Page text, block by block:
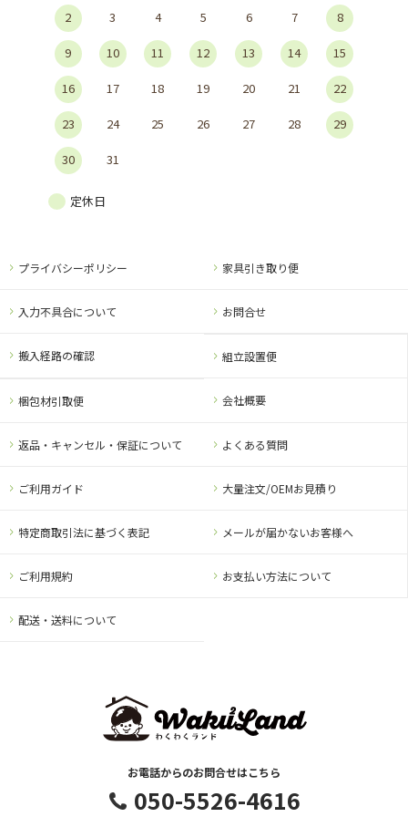
2 3 4 5 6 7 8
9 10 11 12 13 14 15
16 17 18 19 20 21 22
23 24 25 26 27 28 29
30 31
定休日
お電話からのお問合せはこちら
050-5526-4616
組立設置便
ご利用ガイド
ご利用規約
会社概要
大量注文/OEMお見積り
お支払い方法について
よくある質問
特定商取引法に基づく表記
配送・送料について
梱包材引取便
メールが届かないお客様へ
返品・キャンセル・保証について
プライバシーポリシー 家具引き取り便
入力不具合について お問合せ
搬入経路の確認